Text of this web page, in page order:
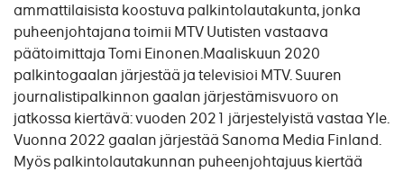
ammattilaisista koostuva palkintolautakunta, jonka
puheenjohtajana toimii MTV Uutisten vastaava
päätoimittaja Tomi Einonen.Maaliskuun 2020
palkintogaalan järjestää ja televisioi MTV. Suuren
journalistipalkinnon gaalan järjestämisvuoro on
jatkossa kiertävä: vuoden 2021 järjestelyistä vastaa Yle.
Vuonna 2022 gaalan järjestää Sanoma Media Finland.
Myös palkintolautakunnan puheenjohtajuus kiertää